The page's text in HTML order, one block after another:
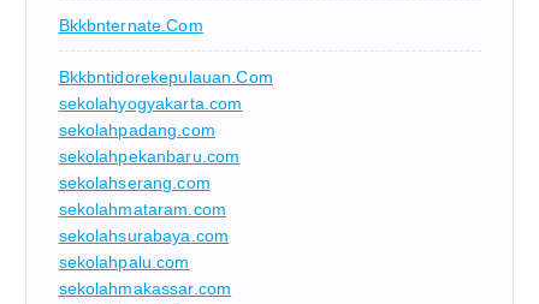
Bkkbnternate.com
Bkkbntidorekepulauan.com
sekolahyogyakarta.com
sekolahpadang.com
sekolahpekanbaru.com
sekolahserang.com
sekolahmataram.com
sekolahsurabaya.com
sekolahpalu.com
sekolahmakassar.com